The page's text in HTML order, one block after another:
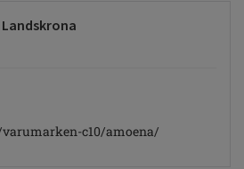
c10/amoena/